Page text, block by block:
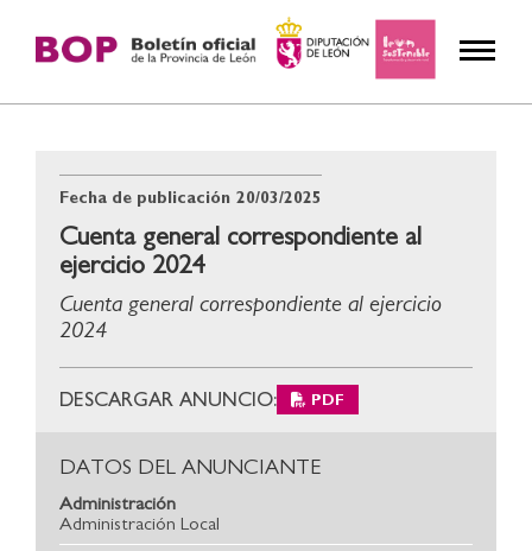
Cuenta general correspondiente al
ejercicio 2024
Cuenta general correspondiente al ejercicio
2024
Fecha de publicación 20/03/2025
DESCARGAR ANUNCIO: PDF
DATOS DEL ANUNCIANTE
Administración
Administración Local